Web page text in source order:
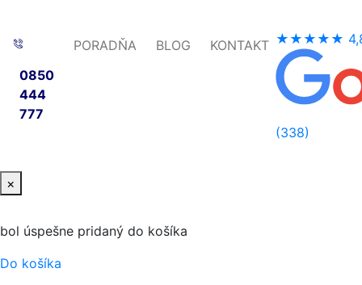
0850
444
777
PORADŇA BLOG KONTAKT ★★★★★
(338)
×
bol úspešne pridaný do košíka
Do košíka